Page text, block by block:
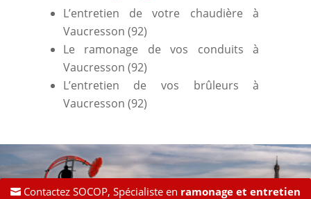
L’entretien de votre chaudière à
Vaucresson (92)
Le ramonage de vos conduits à
Vaucresson (92)
L’entretien de vos brûleurs à
Vaucresson (92)
Contactez SOCOP, Spécialiste en ramonage et entretien